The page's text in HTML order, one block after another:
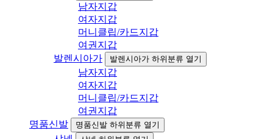
남자지갑
여자지갑
머니클립/카드지갑
여권지갑
발렌시아가
발렌시아가 하위분류 열기
남자지갑
여자지갑
머니클립/카드지갑
여권지갑
명품신발
명품신발 하위분류 열기